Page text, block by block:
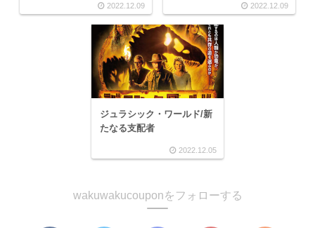
2022.12.09 2022.12.09
ジュラシック・ワールド/新
たなる支配者
2022.12.05
wakuwakucouponをフォローする